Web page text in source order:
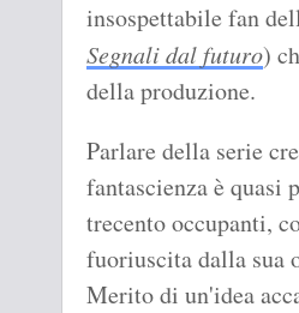
insospettabile fan
Segnali dal futuro)
della produzione.
Parlare della serie
fantascienza è quasi
trecento occupanti,
fuoriuscita dalla
Merito di un'idea